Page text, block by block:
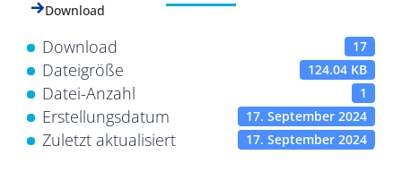
Download
Download 17
Dateigröße 124.04 KB
Datei-Anzahl 1
Erstellungsdatum 17. September 2024
Zuletzt aktualisiert 17. September 2024